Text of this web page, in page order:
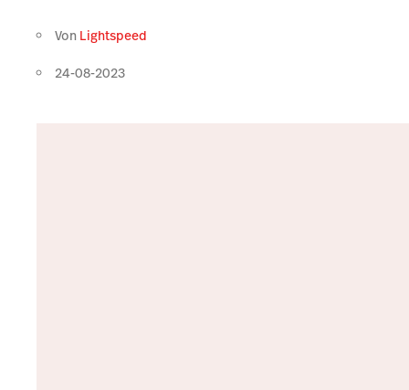
Von Lightspeed
24-08-2023